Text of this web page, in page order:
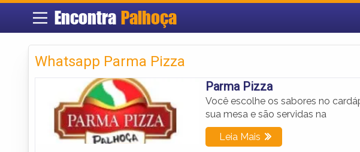
Encontra Palhoça
Whatsapp Parma Pizza
Parma Pizza
Você escolhe os sabores no
sua mesa e são servidas na
Leia Mais